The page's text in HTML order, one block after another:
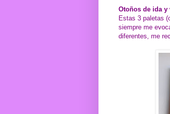
Otoños de ida y
Estas 3 paletas
siempre me
diferentes, me